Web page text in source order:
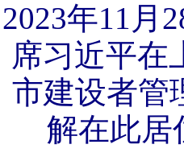
2023年11月
席习近平在
市建设者管
解在此居